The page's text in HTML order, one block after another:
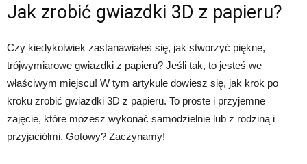
Jak zrobić gwiazdki 3D z papieru?
Czy kiedykolwiek zastanawiałeś się, jak stworzyć piękne,
trójwymiarowe gwiazdki z papieru? Jeśli tak, to jesteś we
właściwym miejscu! W tym artykule dowiesz się, jak krok po
kroku zrobić gwiazdki 3D z papieru. To proste i przyjemne
zajęcie, które możesz wykonać samodzielnie lub z rodziną i
przyjaciółmi. Gotowy? Zaczynamy!